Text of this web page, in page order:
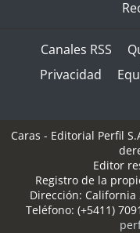
Canales RSS
Privacidad
Caras - Editorial Perfil
Editor
Registro de la
Dirección: California
Teléfono: (+5411)